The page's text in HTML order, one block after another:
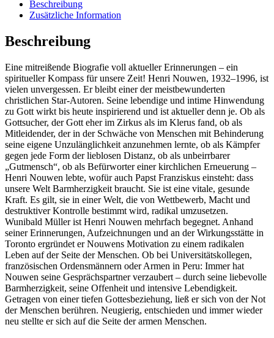
Menge
Beschreibung
Zusätzliche Information
Beschreibung
Eine mitreißende Biografie voll aktueller Erinnerungen – ein
spiritueller Kompass für unsere Zeit! Henri Nouwen, 1932–1996, ist
vielen unvergessen. Er bleibt einer der meistbewunderten
christlichen Star-Autoren. Seine lebendige und intime Hinwendung
zu Gott wirkt bis heute inspirierend und ist aktueller denn je. Ob als
Gottsucher, der Gott eher im Zirkus als im Klerus fand, ob als
Mitleidender, der in der Schwäche von Menschen mit Behinderung
seine eigene Unzulänglichkeit anzunehmen lernte, ob als Kämpfer
gegen jede Form der lieblosen Distanz, ob als unbeirrbarer
„Gutmensch“, ob als Befürworter einer kirchlichen Erneuerung –
Henri Nouwen lebte, wofür auch Papst Franziskus einsteht: dass
unsere Welt Barmherzigkeit braucht. Sie ist eine vitale, gesunde
Kraft. Es gilt, sie in einer Welt, die von Wettbewerb, Macht und
destruktiver Kontrolle bestimmt wird, radikal umzusetzen.
Wunibald Müller ist Henri Nouwen mehrfach begegnet. Anhand
seiner Erinnerungen, Aufzeichnungen und an der Wirkungsstätte in
Toronto ergründet er Nouwens Motivation zu einem radikalen
Leben auf der Seite der Menschen. Ob bei Universitätskollegen,
französischen Ordensmännern oder Armen in Peru: Immer hat
Nouwen seine Gesprächspartner verzaubert – durch seine liebevolle
Barmherzigkeit, seine Offenheit und intensive Lebendigkeit.
Getragen von einer tiefen Gottesbeziehung, ließ er sich von der Not
der Menschen berühren. Neugierig, entschieden und immer wieder
neu stellte er sich auf die Seite der armen Menschen.